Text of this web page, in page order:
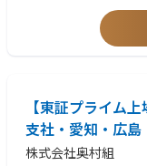
【東証プライム
支社・愛知・広島
株式会社奥村組